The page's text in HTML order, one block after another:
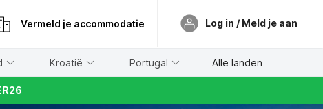
Vermeld je accommodatie Log in / Meld je aan
Kroatië Portugal Alle landen